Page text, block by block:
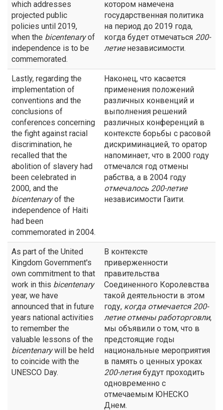
which addresses
projected public
policies until 2019,
when the bicentenaryof
independence is to be
commemorated.
котором намечена
государственная политика
на период до 2019 года,
когда будет отмечаться 200-
летиенезависимости.
Lastly, regarding the
implementation of
conventions and the
conclusions of
conferences concerning
the fight against racial
discrimination, he
recalled that the
abolition of slavery had
been celebrated in
2000, and the
bicentenaryof the
independence of Haiti
had been
commemorated in 2004.
Наконец, что касается
применения положений
различных конвенций и
выполнения решений
различных конференций в
контексте борьбы с расовой
дискриминацией, то оратор
напоминает, что в 2000 году
отмечался год отмены
рабства, а в 2004 году
отмечалось 200-летие
независимости Гаити.
As part of the United
Kingdom Government's
own commitment to that
work in this bicentenary
year, we have
announced that in future
years national activities
to remember the
valuable lessons of the
bicentenarywill be held
to coincide with the
UNESCO Day.
В контексте
приверженности
правительства
Соединенного Королевства
такой деятельности в этом
году, когда отмечается 200-
летиеотмены работорговли,
мы объявили о том, что в
предстоящие годы
национальные мероприятия
в память о ценных уроках
200-летиябудут проходить
одновременно с
отмечаемым ЮНЕСКО
Днем.